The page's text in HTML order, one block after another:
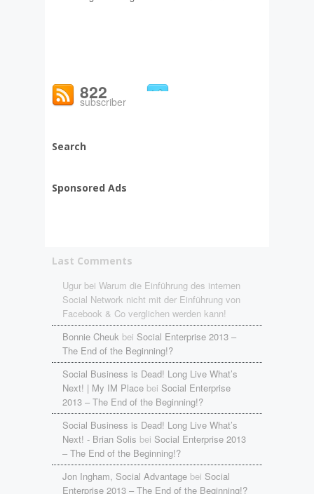
822
subscriber
Search
Sponsored Ads
Last Comments
Ugur bei Warum die Einführung des internen
Social Network nicht mit der Einführung von
Facebook & Co verglichen werden kann!
Bonnie Cheuk bei Social Enterprise 2013 –
The End of the Beginning!?
Social Business is Dead! Long Live What’s
Next! | My IM Place bei Social Enterprise
2013 – The End of the Beginning!?
Social Business is Dead! Long Live What’s
Next! - Brian Solis bei Social Enterprise 2013
– The End of the Beginning!?
Jon Ingham, Social Advantage bei Social
Enterprise 2013 – The End of the Beginning!?